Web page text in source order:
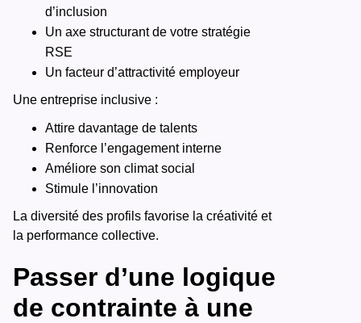
d’inclusion
Un axe structurant de votre stratégie
RSE
Un facteur d’attractivité employeur
Une entreprise inclusive :
Attire davantage de talents
Renforce l’engagement interne
Améliore son climat social
Stimule l’innovation
La diversité des profils favorise la créativité et
la performance collective.
Passer d’une logique
de contrainte à une